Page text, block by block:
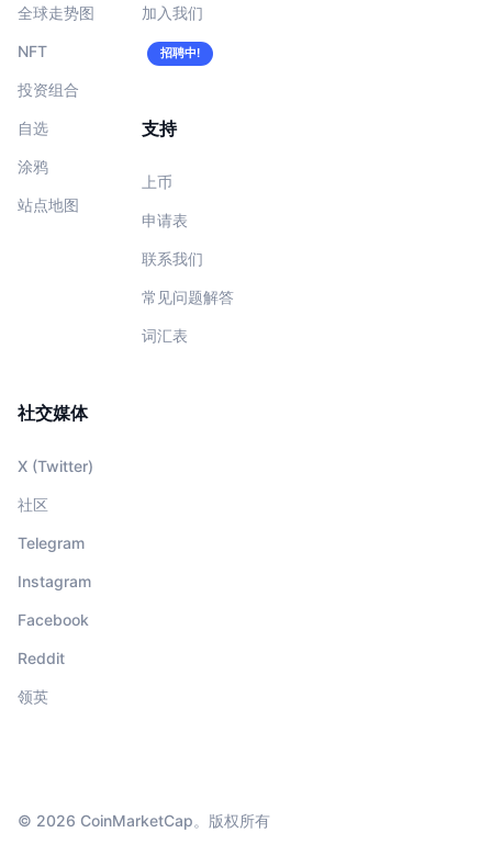
全球走势图
NFT
投资组合
自选
涂鸦
站点地图
加入我们
招聘中!
支持
上币
申请表
联系我们
常见问题解答
词汇表
社交媒体
X (Twitter)
社区
Telegram
Instagram
Facebook
Reddit
领英
© 2026 CoinMarketCap。版权所有